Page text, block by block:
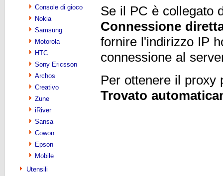
Console di gioco
Nokia
Samsung
Motorola
HTC
Sony Ericsson
Archos
Creativo
Zune
iRiver
Sansa
Cowon
Epson
Mobile
Utensili
Se il PC è collegato
Connessione
fornire l'indirizzo IP
connessione al
Per ottenere il proxy
Trovato